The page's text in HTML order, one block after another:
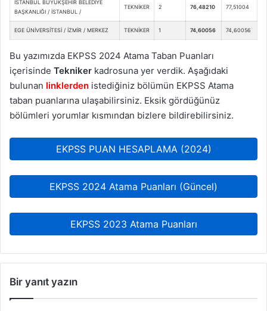
İSTANBUL BÜYÜKŞEHİR BELEDİYE
BAŞKANLIĞI / İSTANBUL /
TEKNİKER 2 76,48210 77,51004
EGE ÜNİVERSİTESİ / İZMİR / MERKEZ TEKNİKER 1 74,60056 74,60056
Bu yazımızda EKPSS 2024 Atama Taban Puanları
içerisinde Tekniker kadrosuna yer verdik. Aşağıdaki
bulunan linklerden istediğiniz bölümün EKPSS Atama
taban puanlarına ulaşabilirsiniz. Eksik gördüğünüz
bölümleri yorumlar kısmından bizlere bildirebilirsiniz.
EKPSS PUAN HESAPLAMA (2024)
EKPSS 2024 Atama Puanları (Güncel)
EKPSS 2023 Atama Puanları
Bir yanıt yazın